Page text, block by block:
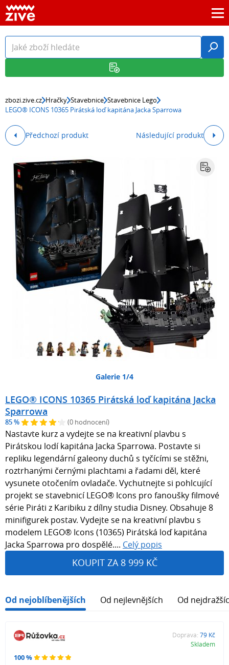
zbozi.zive.cz Hračky Stavebnice Stavebnice Lego
LEGO® ICONS 10365 Pirátská loď kapitána Jacka Sparrowa
Předchozí produkt Následující produkt
Galerie 1/4
LEGO® ICONS 10365 Pirátská loď kapitána Jacka
Sparrowa
85 % (0 hodnocení)
Nastavte kurz a vydejte se na kreativní plavbu s
Pirátskou lodí kapitána Jacka Sparrowa. Postavte si
repliku legendární galeony duchů s tyčícími se stěžni,
roztrhanými černými plachtami a řadami děl, které
vysunete otočením ovladače. Vychutnejte si pohlcující
projekt se stavebnicí LEGO® Icons pro fanoušky filmové
série Piráti z Karibiku z dílny studia Disney. Obsahuje 8
minifigurek postav. Vydejte se na kreativní plavbu s
modelem LEGO® Icons (10365) Pirátská loď kapitána
Jacka Sparrowa pro dospělé.... Celý popis
KOUPIT ZA 8 999 KČ
Od nejoblíbenějších Od nejlevnějších Od
100 %
Doprava: 79 Kč
Skladem